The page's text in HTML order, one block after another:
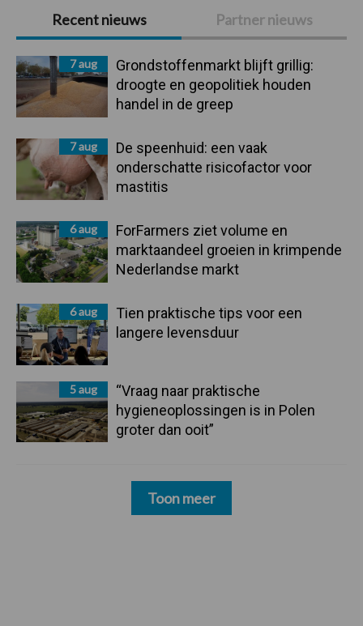
Primaire
Sidebar
Recent nieuws Partner nieuws
7 aug
Grondstoffenmarkt blijft grillig:
droogte en geopolitiek houden
handel in de greep
7 aug
De speenhuid: een vaak
onderschatte risicofactor voor
mastitis
6 aug
ForFarmers ziet volume en
marktaandeel groeien in krimpende
Nederlandse markt
6 aug
Tien praktische tips voor een
langere levensduur
5 aug
“Vraag naar praktische
hygieneoplossingen is in Polen
groter dan ooit”
Toon meer